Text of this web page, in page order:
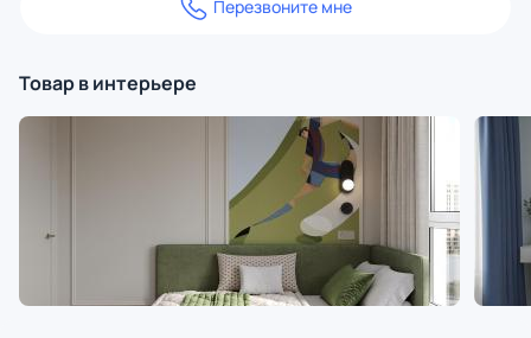
Перезвоните мне
Товар в интерьере